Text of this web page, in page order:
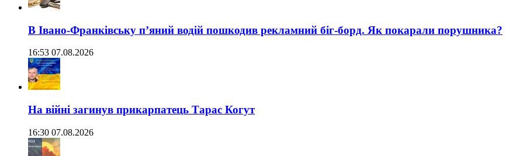
В Івано-Франківську п’яний водій пошкодив рекламний біг-борд. Як покарали порушника?
16:53 07.08.2026
На війні загинув прикарпатець Тарас Когут
16:30 07.08.2026